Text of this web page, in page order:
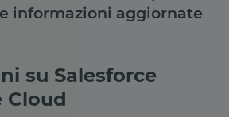
informazioni aggiornate
su Salesforce
Cloud